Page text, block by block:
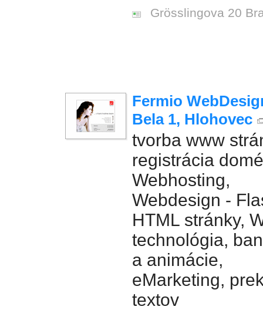
Grösslingova 20
Fermio
Bela 1, Hlohovec
tvorba www
registrácia
Webhosting,
Webdesign -
HTML stránky,
technológia,
a animácie,
eMarketing,
textov